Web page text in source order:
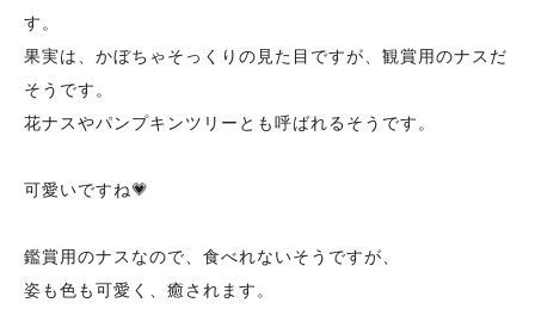
す。
果実は、かぼちゃそっくりの見た目ですが、観賞用のナスだ
そうです。
花ナスやパンプキンツリーとも呼ばれるそうです。
可愛いですね💗
鑑賞用のナスなので、食べれないそうですが、
姿も色も可愛く、癒されます。